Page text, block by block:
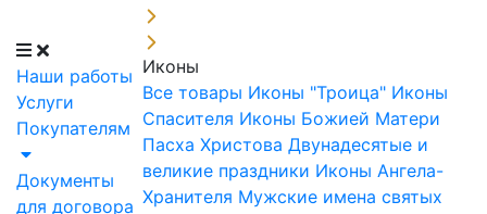
Наши работы
Услуги
Покупателям
Документы
для договора
Иконы
Все товары Иконы "Троица" Иконы
Спасителя Иконы Божией Матери
Пасха Христова Двунадесятые и
великие праздники Иконы Ангела-
Хранителя Мужские имена святых